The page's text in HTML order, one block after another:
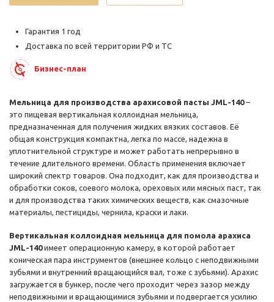
Гарантия 1 год
Доставка по всей территории РФ и ТС
Бизнес-план
Мельница для производства арахисовой пасты JML-140–
это пищевая вертикальная коллоидная мельница,
предназначенная для получения жидких вязких составов. Её
общая конструкция компактна, легка по массе, надежна в
уплотнительной структуре и может работать непрерывно в
течение длительного времени. Область применения включает
широкий спектр товаров. Она подходит, как для производства и
обработки соков, соевого молока, ореховых или мясных паст, так
и для производства таких химических веществ, как смазочные
материалы, пестициды, чернила, краски и лаки.
Вертикальная коллоидная мельница для помола арахиса
JML-140имеет операционную камеру, в которой работает
коническая пара инструментов (внешнее кольцо с неподвижными
зубьями и внутренний вращающийся вал, тоже с зубьями). Арахис
загружается в бункер, после чего проходит через зазор между
неподвижными и вращающимися зубьями и подвергается усилию